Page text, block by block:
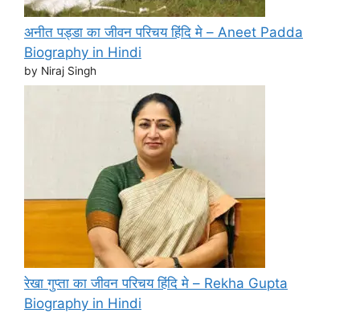
अनीत पड्डा का जीवन परिचय हिंदि मे – Aneet Padda
Biography in Hindi
by Niraj Singh
रेखा गुप्ता का जीवन परिचय हिंदि मे – Rekha Gupta
Biography in Hindi